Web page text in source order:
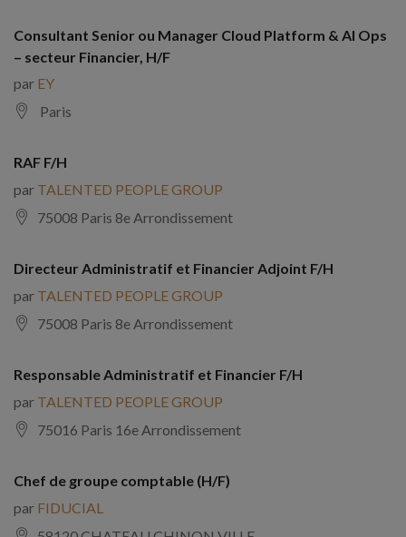
Consultant Senior ou Manager Cloud Platform & AI Ops
– secteur Financier, H/F
par EY
Paris
RAF F/H
par TALENTED PEOPLE GROUP
75008 Paris 8e Arrondissement
Directeur Administratif et Financier Adjoint F/H
par TALENTED PEOPLE GROUP
75008 Paris 8e Arrondissement
Responsable Administratif et Financier F/H
par TALENTED PEOPLE GROUP
75016 Paris 16e Arrondissement
Chef de groupe comptable (H/F)
par FIDUCIAL